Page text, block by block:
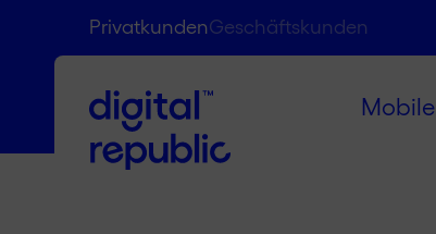
PrivatkundenGeschäftskunden
Mobile